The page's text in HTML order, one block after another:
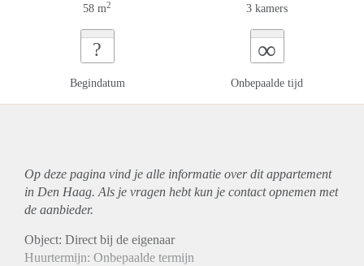
58 m2 3 kamers
?
Begindatum
∞
Onbepaalde tijd
Op deze pagina vind je alle informatie over ditappartement
in Den Haag. Als je vragen hebt kun je contact opnemen met
de aanbieder.
Object: Direct bij de eigenaar
Huurtermijn: Onbepaalde termijn